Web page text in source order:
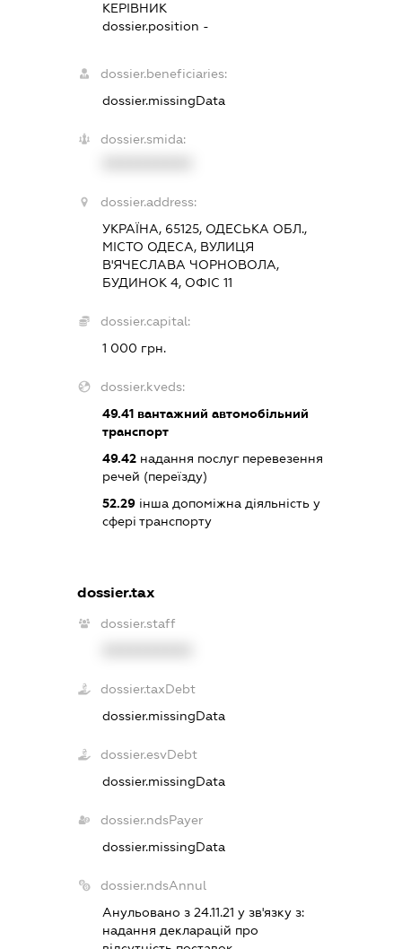
КЕРІВНИК
dossier.position -
dossier.beneficiaries:
dossier.missingData
dossier.smida:
dossier.address:
УКРАЇНА, 65125, ОДЕСЬКА ОБЛ.,
МІСТО ОДЕСА, ВУЛИЦЯ
В'ЯЧЕСЛАВА ЧОРНОВОЛА,
БУДИНОК 4, ОФІС 11
dossier.capital:
1 000 грн.
dossier.kveds:
49.41 вантажний автомобільний
транспорт
49.42 надання послуг перевезення
речей (переїзду)
52.29 інша допоміжна діяльність у
сфері транспорту
dossier.tax
dossier.staff
dossier.taxDebt
dossier.missingData
dossier.esvDebt
dossier.missingData
dossier.ndsPayer
dossier.missingData
dossier.ndsAnnul
Анульовано з 24.11.21 у зв'язку з:
надання декларацiй про